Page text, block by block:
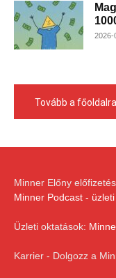
2026-
Tovább a
Minner Előny
Minner Podcast -
Üzleti oktatások:
Karrier - Dolgozz a